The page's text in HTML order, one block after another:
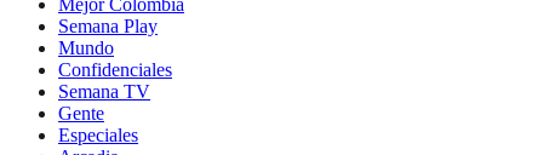
Semana Play
Mundo
Confidenciales
Semana TV
Gente
Especiales